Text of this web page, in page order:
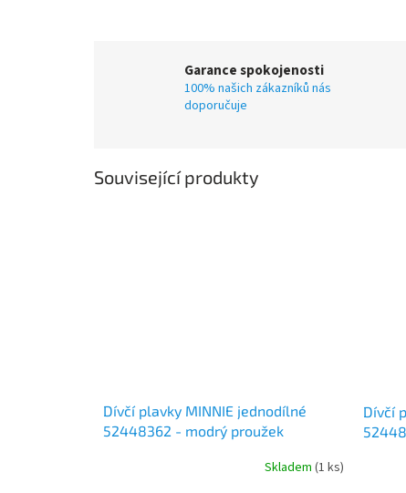
Garance spokojenosti
100% našich zákazníků nás
doporučuje
Související produkty
Dívčí plavky MINNIE jednodílné
52448362 - modrý proužek
Skladem (1 ks)
Dívčí